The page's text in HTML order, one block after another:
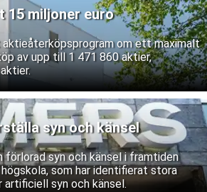
15 miljoner euro
om ett maximalt
av upp till 1 471 860 aktier,
syn och känsel
förlorad syn och känsel i framtiden
som har identifierat stora
syn och känsel.